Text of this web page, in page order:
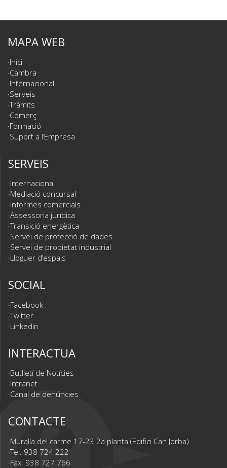
MAPA WEB
Inici
Cambra
Internacional
Serveis
Tràmits
Comerç
Formació
Suport a l’Empresa
SERVEIS
Internacional
Mediació concursal
Informes comercials
Assessoria jurídica
Transició energètica
Servei de protecció de dades
Servei de propietat industrial
Lloguer d’espais
SOCIAL
Facebook
Twitter
Linkedin
INTERACTUA
Butlletí de Notícies
Intranet
Canal de denúncies
CONTACTE
Muralla del carme 17-23 2a planta (Edifici Can Jorba)
Tel. 938 724 222
Fax. 938 727 766